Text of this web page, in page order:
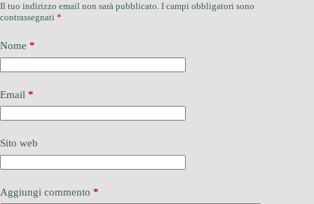
Il tuo indirizzo email non sarà pubblicato. I campi obbligatori sono
contrassegnati *
Nome *
Email *
Sito web
Aggiungi commento *